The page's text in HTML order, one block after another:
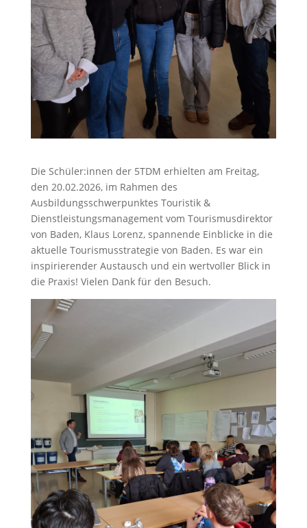
Die Schüler:innen der 5TDM erhielten am Freitag,
den 20.02.2026, im Rahmen des
Ausbildungsschwerpunktes Touristik &
Dienstleistungsmanagement vom Tourismusdirektor
von Baden, Klaus Lorenz, spannende Einblicke in die
aktuelle Tourismusstrategie von Baden. Es war ein
inspirierender Austausch und ein wertvoller Blick in
die Praxis! Vielen Dank für den Besuch.